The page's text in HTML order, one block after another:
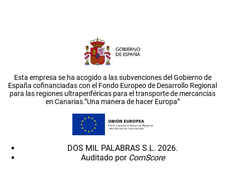
Esta empresa se ha acogido a las subvenciones del Gobierno de
España cofinanciadas con el Fondo Europeo de Desarrollo Regional
para las regiones ultraperiféricas para el transporte de mercancías
en Canarias.”Una manera de hacer Europa”
DOS MIL PALABRAS S.L. 2026.
Auditado por ComScore